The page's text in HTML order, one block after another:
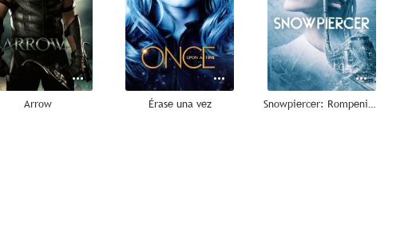
Arrow Érase una vez Snowpiercer: Rompenieves